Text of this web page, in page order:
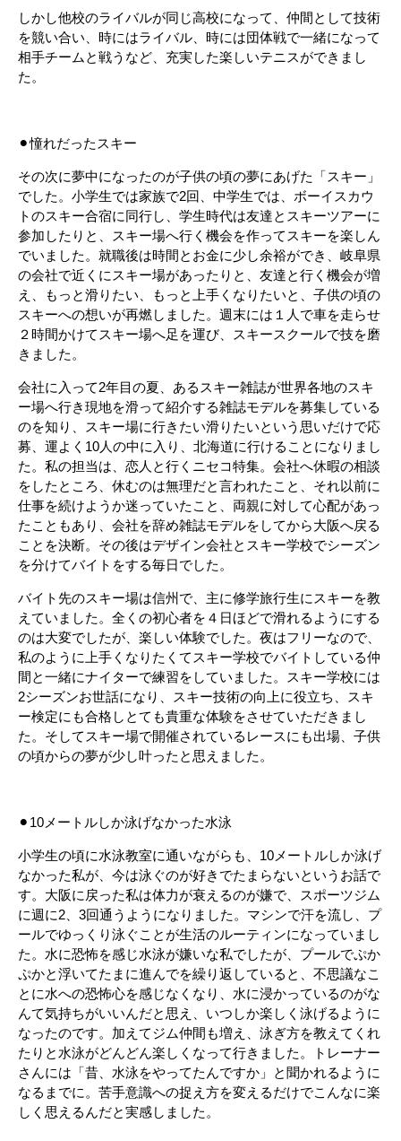
しかし他校のライバルが同じ高校になって、仲間として技術
を競い合い、時にはライバル、時には団体戦で一緒になって
相手チームと戦うなど、充実した楽しいテニスができまし
た。
⚫︎憧れだったスキー
その次に夢中になったのが子供の頃の夢にあげた「スキー」
でした。小学生では家族で2回、中学生では、ボーイスカウ
トのスキー合宿に同行し、学生時代は友達とスキーツアーに
参加したりと、スキー場へ行く機会を作ってスキーを楽しん
でいました。就職後は時間とお金に少し余裕ができ、岐阜県
の会社で近くにスキー場があったりと、友達と行く機会が増
え、もっと滑りたい、もっと上手くなりたいと、子供の頃の
スキーへの想いが再燃しました。週末には１人で車を走らせ
２時間かけてスキー場へ足を運び、スキースクールで技を磨
きました。
会社に入って2年目の夏、あるスキー雑誌が世界各地のスキ
ー場へ行き現地を滑って紹介する雑誌モデルを募集している
のを知り、スキー場に行きたい滑りたいという思いだけで応
募、運よく10人の中に入り、北海道に行けることになりまし
た。私の担当は、恋人と行くニセコ特集。会社へ休暇の相談
をしたところ、休むのは無理だと言われたこと、それ以前に
仕事を続けようか迷っていたこと、両親に対して心配があっ
たこともあり、会社を辞め雑誌モデルをしてから大阪へ戻る
ことを決断。その後はデザイン会社とスキー学校でシーズン
を分けてバイトをする毎日でした。
バイト先のスキー場は信州で、主に修学旅行生にスキーを教
えていました。全くの初心者を４日ほどで滑れるようにする
のは大変でしたが、楽しい体験でした。夜はフリーなので、
私のように上手くなりたくてスキー学校でバイトしている仲
間と一緒にナイターで練習をしていました。スキー学校には
2シーズンお世話になり、スキー技術の向上に役立ち、スキ
ー検定にも合格しとても貴重な体験をさせていただきまし
た。そしてスキー場で開催されているレースにも出場、子供
の頃からの夢が少し叶ったと思えました。
⚫︎10メートルしか泳げなかった水泳
小学生の頃に水泳教室に通いながらも、10メートルしか泳げ
なかった私が、今は泳ぐのが好きでたまらないというお話で
す。大阪に戻った私は体力が衰えるのが嫌で、スポーツジム
に週に2、3回通うようになりました。マシンで汗を流し、プ
ールでゆっくり泳ぐことが生活のルーティンになっていまし
た。水に恐怖を感じ水泳が嫌いな私でしたが、プールでぷか
ぷかと浮いてたまに進んでを繰り返していると、不思議なこ
とに水への恐怖心を感じなくなり、水に浸かっているのがな
んて気持ちがいいんだと思え、いつしか楽しく泳げるように
なったのです。加えてジム仲間も増え、泳ぎ方を教えてくれ
たりと水泳がどんどん楽しくなって行きました。トレーナー
さんには「昔、水泳をやってたんですか」と聞かれるように
なるまでに。苦手意識への捉え方を変えるだけでこんなに楽
しく思えるんだと実感しました。